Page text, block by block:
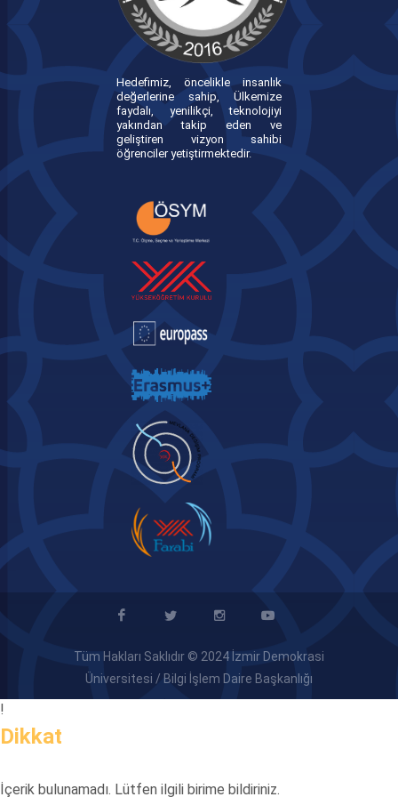
Hedefimiz, öncelikle insanlık
değerlerine sahip, Ülkemize
faydalı, yenilikçi, teknolojiyi
yakından takip eden ve
geliştiren vizyon sahibi
öğrenciler yetiştirmektedir.
Tüm Hakları Saklıdır © 2024 İzmir Demokrasi
Üniversitesi / Bilgi İşlem Daire Başkanlığı
!
Dikkat
İçerik bulunamadı. Lütfen ilgili birime bildiriniz.